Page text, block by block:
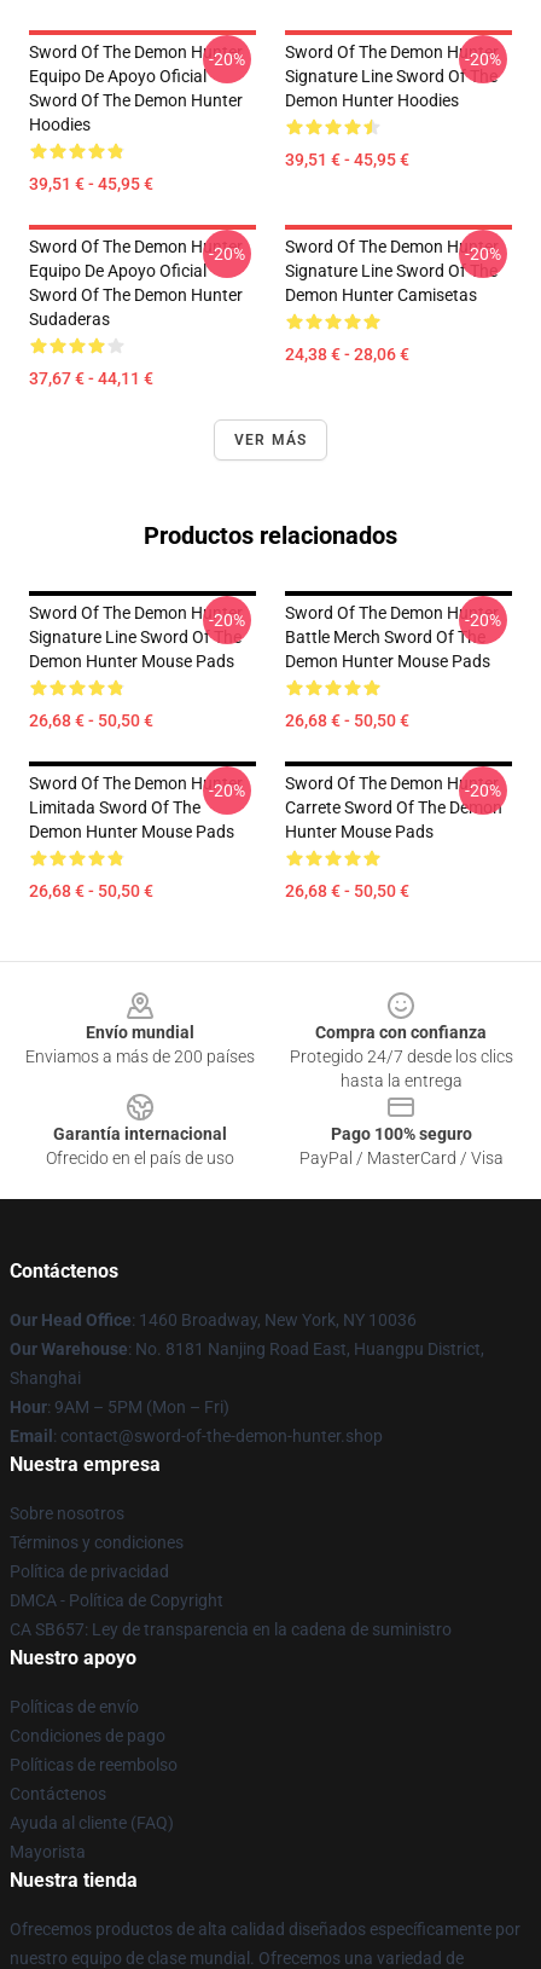
Sword Of The Demon Hunter
Equipo De Apoyo Oficial
Sword Of The Demon Hunter
Hoodies
39,51 € - 45,95 €
-20%
Sword Of The Demon Hunter
Signature Line Sword Of The
Demon Hunter Hoodies
39,51 € - 45,95 €
-20%
Sword Of The Demon Hunter
Equipo De Apoyo Oficial
Sword Of The Demon Hunter
Sudaderas
37,67 € - 44,11 €
-20%
Sword Of The Demon Hunter
Signature Line Sword Of The
Demon Hunter Camisetas
24,38 € - 28,06 €
-20%
VER MÁS
Productos relacionados
Sword Of The Demon Hunter
Signature Line Sword Of The
Demon Hunter Mouse Pads
26,68 € - 50,50 €
-20%
Sword Of The Demon Hunter
Battle Merch Sword Of The
Demon Hunter Mouse Pads
26,68 € - 50,50 €
-20%
Sword Of The Demon Hunter
Limitada Sword Of The
Demon Hunter Mouse Pads
26,68 € - 50,50 €
-20%
Sword Of The Demon Hunter
Carrete Sword Of The Demon
Hunter Mouse Pads
26,68 € - 50,50 €
-20%
Envío mundial
Enviamos a más de 200 países
Compra con confianza
Protegido 24/7 desde los clics
hasta la entrega
Garantía internacional
Ofrecido en el país de uso
Pago 100% seguro
PayPal / MasterCard / Visa
Contáctenos
Our Head Office: 1460 Broadway, New York, NY 10036
Our Warehouse: No. 8181 Nanjing Road East, Huangpu District,
Shanghai
Hour: 9AM – 5PM (Mon – Fri)
Email : contact@sword-of-the-demon-hunter.shop
Nuestra empresa
Sobre nosotros
Términos y condiciones
Política de privacidad
DMCA - Política de Copyright
CA SB657: Ley de transparencia en la cadena de suministro
Nuestro apoyo
Políticas de envío
Condiciones de pago
Políticas de reembolso
Contáctenos
Ayuda al cliente (FAQ)
Mayorista
Nuestra tienda
Ofrecemos productos de alta calidad diseñados específicamente por
nuestro equipo de clase mundial. Ofrecemos una variedad de